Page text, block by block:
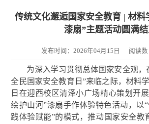
传统文化邂逅国家安全教育 | 材料
漆扇”主题活动圆满
发布时间：2026年04月15日 阅读数
为深入学习贯彻总体国家安全观，
全民国家安全教育日”来临之际，材料
日在迎西校区清泽小广场精心策划开展
绘护山河”漆扇手作体验特色活动，以
践体验赋能”的模式，推动国家安全教